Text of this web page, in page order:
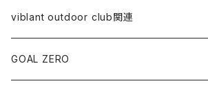
替え芯
ジャグ
スウェット
ケース類
バッグ類
コールマン関連
ペトロマックス関連
viblant outdoor club関連
GOAL ZERO